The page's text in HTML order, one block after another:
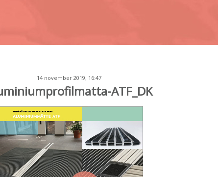
14 november 2019, 16:47
ATF_DK